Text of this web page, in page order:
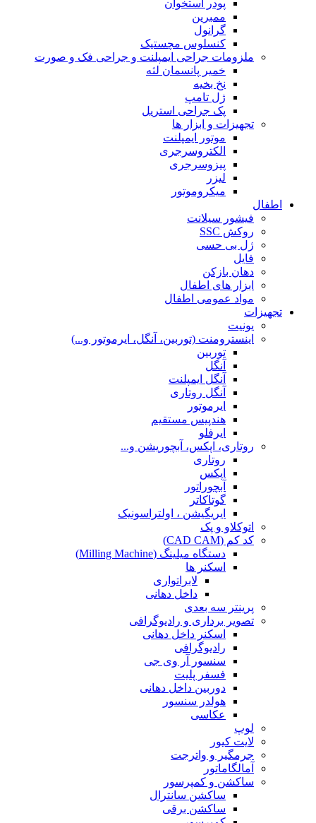
پودر استخوان
ممبرین
گرانول
کنسلوس مچستیک
ملزومات جراحی ایمپلنت و جراحی فک و صورت
خمیر پانسمان لثه
نخ بخیه
ژل تامپ
پک جراحی استریل
تجهیزات و ابزار ها
موتور ایمپلنت
الکتروسرجری
پیزوسرجری
لیزر
میکروموتور
اطفال
فیشور سیلانت
روکش SSC
ژل بی حسی
فایل
دهان بازکن
ابزار های اطفال
مواد عمومی اطفال
تجهیزات
یونیت
اینسترومنت (توربین، آنگل، ایرموتور و...)
توربین
آنگل
آنگل ایمپلنت
آنگل روتاری
ایرموتور
هندپیس مستقیم
ایرفلو
روتاری، اپکس، آبچوریشن و...
روتاری
اپکس
آبچوراتور
گوتاکاتر
ایریگیشن ، اولتراسونیک
اتوکلاو و پک
کد کم (CAD CAM)
دستگاه میلینگ (Milling Machine)
اسکنر ها
لابراتواری
داخل دهانی
پرینتر سه بعدی
تصویر برداری و رادیوگرافی
اسکنر داخل دهانی
رادیوگرافی
سنسور آر وی جی
فسفر پلیت
دوربین داخل دهانی
هولدر سنسور
عکاسی
لوپ
لایت کیور
جرمگیر و واترجت
آمالگاماتور
ساکشن و کمپرسور
ساکشن سانترال
ساکشن برقی